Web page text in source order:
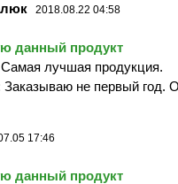
2018.08.22 04:58
данный продукт
лучшая продукция.
Заказываю не первый год.
17:46
данный продукт